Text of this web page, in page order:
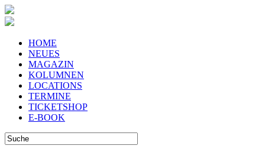
HOME
NEUES
MAGAZIN
KOLUMNEN
LOCATIONS
TERMINE
TICKETSHOP
E-BOOK